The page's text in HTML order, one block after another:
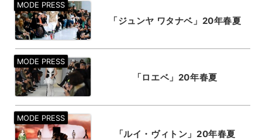
「ジュンヤ ワタナベ」20年春夏
「ロエベ」20年春夏
「ルイ・ヴィトン」20年春夏